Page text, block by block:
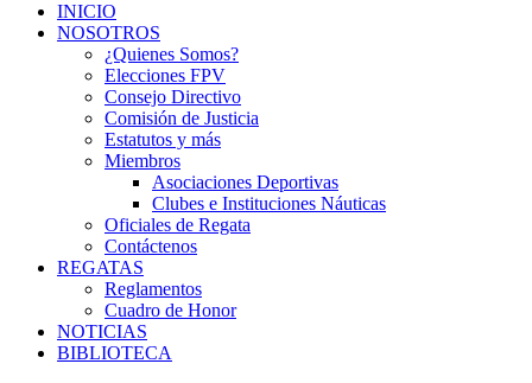
INICIO
NOSOTROS
¿Quienes Somos?
Elecciones FPV
Consejo Directivo
Comisión de Justicia
Estatutos y más
Miembros
Asociaciones Deportivas
Clubes e Instituciones Náuticas
Oficiales de Regata
Contáctenos
REGATAS
Reglamentos
Cuadro de Honor
NOTICIAS
BIBLIOTECA